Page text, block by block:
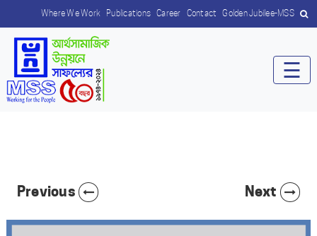
Where We Work Publications Career Contact Golden Jubilee-MSS
☰
Previous Next